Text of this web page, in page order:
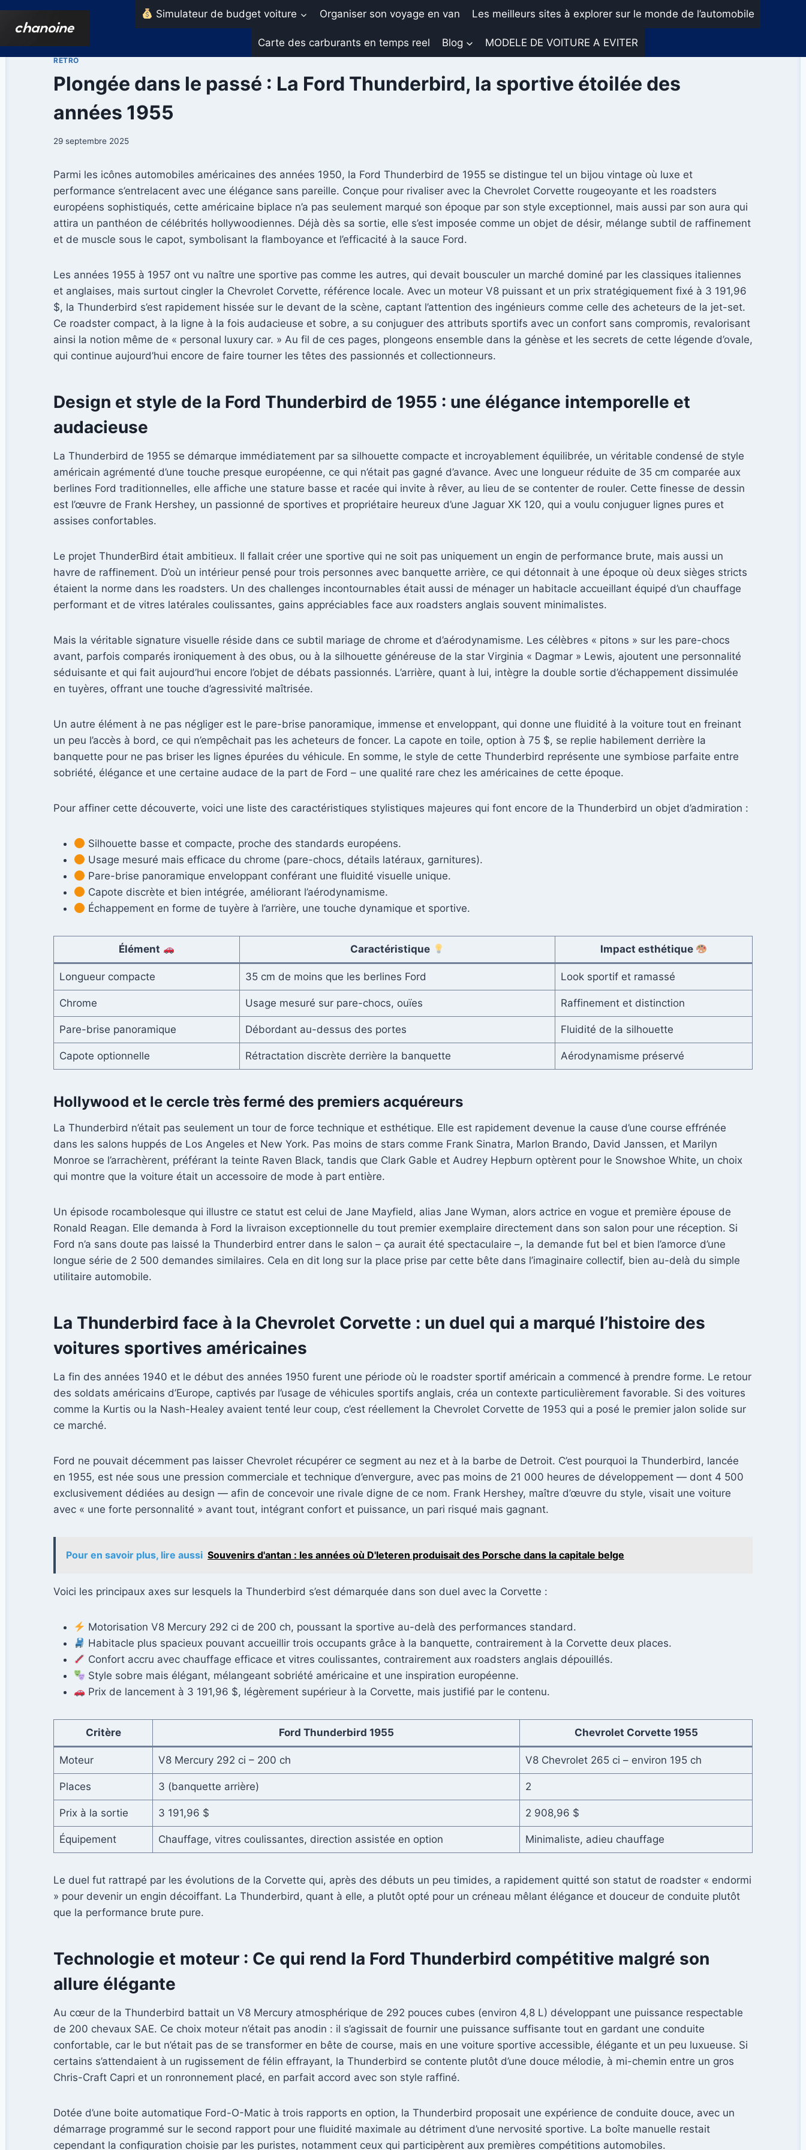
Aller
Simulateur de budget voiture Organiser son voyage en van Les meilleurs sites à explorer sur le monde de l’automobile
Carte des carburants en temps reel Blog MODELE DE VOITURE A EVITER
RETRO
Plongée dans le passé : La Ford Thunderbird, la sportive étoilée des
années 1955
29 septembre 2025
Parmi les icônes automobiles américaines des années 1950, la Ford Thunderbird de 1955 se distingue tel un bijou vintage où luxe et
performance s’entrelacent avec une élégance sans pareille. Conçue pour rivaliser avec la Chevrolet Corvette rougeoyante et les roadsters
européens sophistiqués, cette américaine biplace n’a pas seulement marqué son époque par son style exceptionnel, mais aussi par son aura qui
attira un panthéon de célébrités hollywoodiennes. Déjà dès sa sortie, elle s’est imposée comme un objet de désir, mélange subtil de raffinement
et de muscle sous le capot, symbolisant la flamboyance et l’efficacité à la sauce Ford.
Les années 1955 à 1957 ont vu naître une sportive pas comme les autres, qui devait bousculer un marché dominé par les classiques italiennes
et anglaises, mais surtout cingler la Chevrolet Corvette, référence locale. Avec un moteur V8 puissant et un prix stratégiquement fixé à 3 191,96
$, la Thunderbird s’est rapidement hissée sur le devant de la scène, captant l’attention des ingénieurs comme celle des acheteurs de la jet-set.
Ce roadster compact, à la ligne à la fois audacieuse et sobre, a su conjuguer des attributs sportifs avec un confort sans compromis, revalorisant
ainsi la notion même de « personal luxury car. » Au fil de ces pages, plongeons ensemble dans la génèse et les secrets de cette légende d’ovale,
qui continue aujourd’hui encore de faire tourner les têtes des passionnés et collectionneurs.
Design et style de la Ford Thunderbird de 1955 : une élégance intemporelle et
audacieuse
La Thunderbird de 1955 se démarque immédiatement par sa silhouette compacte et incroyablement équilibrée, un véritable condensé de style
américain agrémenté d’une touche presque européenne, ce qui n’était pas gagné d’avance. Avec une longueur réduite de 35 cm comparée aux
berlines Ford traditionnelles, elle affiche une stature basse et racée qui invite à rêver, au lieu de se contenter de rouler. Cette finesse de dessin
est l’œuvre de Frank Hershey, un passionné de sportives et propriétaire heureux d’une Jaguar XK 120, qui a voulu conjuguer lignes pures et
assises confortables.
Le projet ThunderBird était ambitieux. Il fallait créer une sportive qui ne soit pas uniquement un engin de performance brute, mais aussi un
havre de raffinement. D’où un intérieur pensé pour trois personnes avec banquette arrière, ce qui détonnait à une époque où deux sièges stricts
étaient la norme dans les roadsters. Un des challenges incontournables était aussi de ménager un habitacle accueillant équipé d’un chauffage
performant et de vitres latérales coulissantes, gains appréciables face aux roadsters anglais souvent minimalistes.
Mais la véritable signature visuelle réside dans ce subtil mariage de chrome et d’aérodynamisme. Les célèbres « pitons » sur les pare-chocs
avant, parfois comparés ironiquement à des obus, ou à la silhouette généreuse de la star Virginia « Dagmar » Lewis, ajoutent une personnalité
séduisante et qui fait aujourd’hui encore l’objet de débats passionnés. L’arrière, quant à lui, intègre la double sortie d’échappement dissimulée
en tuyères, offrant une touche d’agressivité maîtrisée.
Un autre élément à ne pas négliger est le pare-brise panoramique, immense et enveloppant, qui donne une fluidité à la voiture tout en freinant
un peu l’accès à bord, ce qui n’empêchait pas les acheteurs de foncer. La capote en toile, option à 75 $, se replie habilement derrière la
banquette pour ne pas briser les lignes épurées du véhicule. En somme, le style de cette Thunderbird représente une symbiose parfaite entre
sobriété, élégance et une certaine audace de la part de Ford – une qualité rare chez les américaines de cette époque.
Pour affiner cette découverte, voici une liste des caractéristiques stylistiques majeures qui font encore de la Thunderbird un objet d’admiration :
Silhouette basse et compacte, proche des standards européens.
Usage mesuré mais efficace du chrome (pare-chocs, détails latéraux, garnitures).
Pare-brise panoramique enveloppant conférant une fluidité visuelle unique.
Capote discrète et bien intégrée, améliorant l’aérodynamisme.
Échappement en forme de tuyère à l’arrière, une touche dynamique et sportive.
Élément Caractéristique Impact esthétique
Longueur compacte 35 cm de moins que les berlines Ford Look sportif et ramassé
Chrome Usage mesuré sur pare-chocs, ouïes Raffinement et distinction
Pare-brise panoramique Débordant au-dessus des portes Fluidité de la silhouette
Capote optionnelle Rétractation discrète derrière la banquette Aérodynamisme préservé
Hollywood et le cercle très fermé des premiers acquéreurs
La Thunderbird n’était pas seulement un tour de force technique et esthétique. Elle est rapidement devenue la cause d’une course effrénée
dans les salons huppés de Los Angeles et New York. Pas moins de stars comme Frank Sinatra, Marlon Brando, David Janssen, et Marilyn
Monroe se l’arrachèrent, préférant la teinte Raven Black, tandis que Clark Gable et Audrey Hepburn optèrent pour le Snowshoe White, un choix
qui montre que la voiture était un accessoire de mode à part entière.
Un épisode rocambolesque qui illustre ce statut est celui de Jane Mayfield, alias Jane Wyman, alors actrice en vogue et première épouse de
Ronald Reagan. Elle demanda à Ford la livraison exceptionnelle du tout premier exemplaire directement dans son salon pour une réception. Si
Ford n’a sans doute pas laissé la Thunderbird entrer dans le salon – ça aurait été spectaculaire –, la demande fut bel et bien l’amorce d’une
longue série de 2 500 demandes similaires. Cela en dit long sur la place prise par cette bête dans l’imaginaire collectif, bien au-delà du simple
utilitaire automobile.
La Thunderbird face à la Chevrolet Corvette : un duel qui a marqué l’histoire des
voitures sportives américaines
La fin des années 1940 et le début des années 1950 furent une période où le roadster sportif américain a commencé à prendre forme. Le retour
des soldats américains d’Europe, captivés par l’usage de véhicules sportifs anglais, créa un contexte particulièrement favorable. Si des voitures
comme la Kurtis ou la Nash-Healey avaient tenté leur coup, c’est réellement la Chevrolet Corvette de 1953 qui a posé le premier jalon solide sur
ce marché.
Ford ne pouvait décemment pas laisser Chevrolet récupérer ce segment au nez et à la barbe de Detroit. C’est pourquoi la Thunderbird, lancée
en 1955, est née sous une pression commerciale et technique d’envergure, avec pas moins de 21 000 heures de développement — dont 4 500
exclusivement dédiées au design — afin de concevoir une rivale digne de ce nom. Frank Hershey, maître d’œuvre du style, visait une voiture
avec « une forte personnalité » avant tout, intégrant confort et puissance, un pari risqué mais gagnant.
Pour en savoir plus, lire aussi Souvenirs d'antan : les années où D'Ieteren produisait des Porsche dans la capitale belge
Voici les principaux axes sur lesquels la Thunderbird s’est démarquée dans son duel avec la Corvette :
Motorisation V8 Mercury 292 ci de 200 ch, poussant la sportive au-delà des performances standard.
Habitacle plus spacieux pouvant accueillir trois occupants grâce à la banquette, contrairement à la Corvette deux places.
Confort accru avec chauffage efficace et vitres coulissantes, contrairement aux roadsters anglais dépouillés.
Style sobre mais élégant, mélangeant sobriété américaine et une inspiration européenne.
Prix de lancement à 3 191,96 $, légèrement supérieur à la Corvette, mais justifié par le contenu.
Critère Ford Thunderbird 1955 Chevrolet Corvette 1955
Moteur V8 Mercury 292 ci – 200 ch V8 Chevrolet 265 ci – environ 195 ch
Places 3 (banquette arrière) 2
Prix à la sortie 3 191,96 $ 2 908,96 $
Équipement Chauffage, vitres coulissantes, direction assistée en option Minimaliste, adieu chauffage
Le duel fut rattrapé par les évolutions de la Corvette qui, après des débuts un peu timides, a rapidement quitté son statut de roadster « endormi
» pour devenir un engin décoiffant. La Thunderbird, quant à elle, a plutôt opté pour un créneau mêlant élégance et douceur de conduite plutôt
que la performance brute pure.
Technologie et moteur : Ce qui rend la Ford Thunderbird compétitive malgré son
allure élégante
Au cœur de la Thunderbird battait un V8 Mercury atmosphérique de 292 pouces cubes (environ 4,8 L) développant une puissance respectable
de 200 chevaux SAE. Ce choix moteur n’était pas anodin : il s’agissait de fournir une puissance suffisante tout en gardant une conduite
confortable, car le but n’était pas de se transformer en bête de course, mais en une voiture sportive accessible, élégante et un peu luxueuse. Si
certains s’attendaient à un rugissement de félin effrayant, la Thunderbird se contente plutôt d’une douce mélodie, à mi-chemin entre un gros
Chris-Craft Capri et un ronronnement placé, en parfait accord avec son style raffiné.
Dotée d’une boite automatique Ford-O-Matic à trois rapports en option, la Thunderbird proposait une expérience de conduite douce, avec un
démarrage programmé sur le second rapport pour une fluidité maximale au détriment d’une nervosité sportive. La boîte manuelle restait
cependant la configuration choisie par les puristes, notamment ceux qui participèrent aux premières compétitions automobiles.